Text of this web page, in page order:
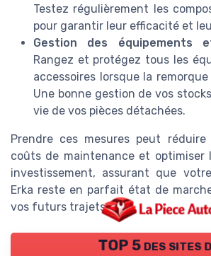
Testez régulièrement les
pour garantir leur efficacité et
Gestion des équipements
Rangez et protégez tous les
accessoires lorsque la
Une bonne gestion de vos
vie de vos pièces détachées.
Prendre ces mesures peut
coûts de maintenance et optimiser
investissement, assurant que
Erka reste en parfait état de
vos futurs trajets.
TOP 5 des sites